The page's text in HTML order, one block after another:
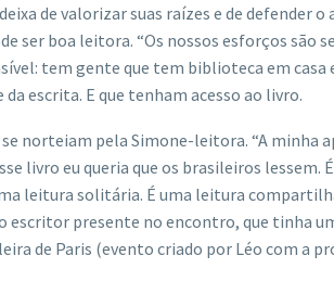
de valorizar suas raízes e de defender o
ser boa leitora. “Os nossos esforços
tem gente que tem biblioteca em casa
escrita. E que tenham acesso ao livro.
norteiam pela Simone-leitora. “A minha
livro eu queria que os brasileiros lessem.
leitura solitária. É uma leitura
escritor presente no encontro, que tinha
de Paris (evento criado por Léo com a